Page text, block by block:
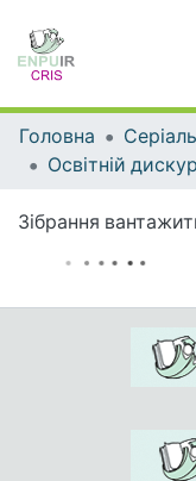
Головна
Освітній
Зібрання